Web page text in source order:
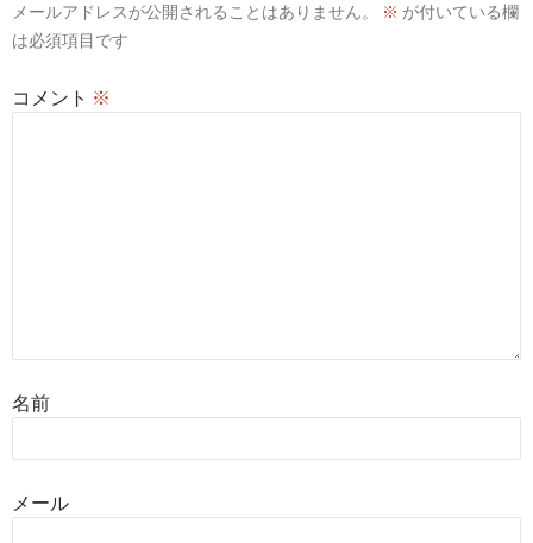
ン
メールアドレスが公開されることはありません。 ※ が付いている欄
は必須項目です
コメント ※
名前
メール